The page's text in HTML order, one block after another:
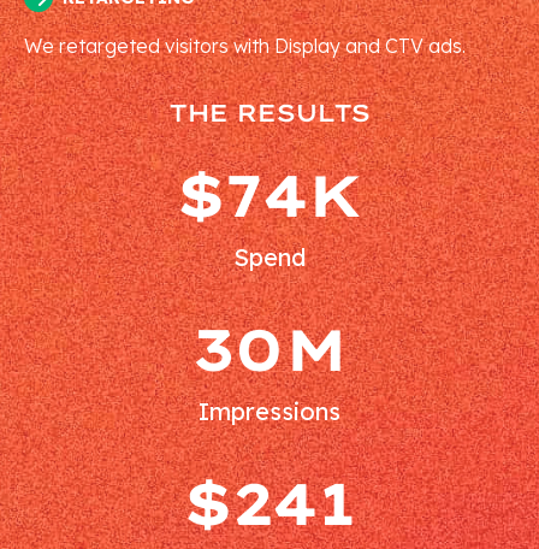
We retargeted visitors with Display and CTV ads.
THE RESULTS
$74K
Spend
30M
Impressions
$241